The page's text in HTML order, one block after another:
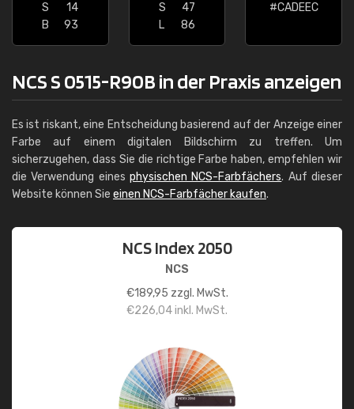
S
14
B
93
S
47
L
86
#CADEEC
NCS S 0515-R90B in der Praxis anzeigen
Es ist riskant, eine Entscheidung basierend auf der Anzeige einer
Farbe auf einem digitalen Bildschirm zu treffen. Um
sicherzugehen, dass Sie die richtige Farbe haben, empfehlen wir
die Verwendung eines physischen NCS-Farbfächers. Auf dieser
Website können Sie einen NCS-Farbfächer kaufen.
NCS Index 2050
NCS
€189,95 zzgl. MwSt.
€226,04inkl. MwSt.